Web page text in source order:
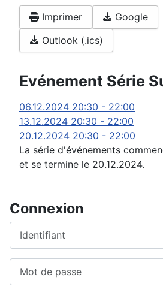
Imprimer
Google
Outlook (.ics)
Evénement Série
06.12.2024 20:30 - 22:00
13.12.2024 20:30 - 22:00
20.12.2024 20:30 - 22:00
La série d'événements
et se termine le 20.12.2024.
Connexion